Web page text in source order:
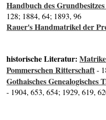
Handbuch des
128; 1884, 64; 1893, 96
Rauer's Handmatrikel der
historische Literatur:
Pommerschen Ritterschaft-
Gothaisches Genealogisches
- 1904, 653, 654; 1929, 619,